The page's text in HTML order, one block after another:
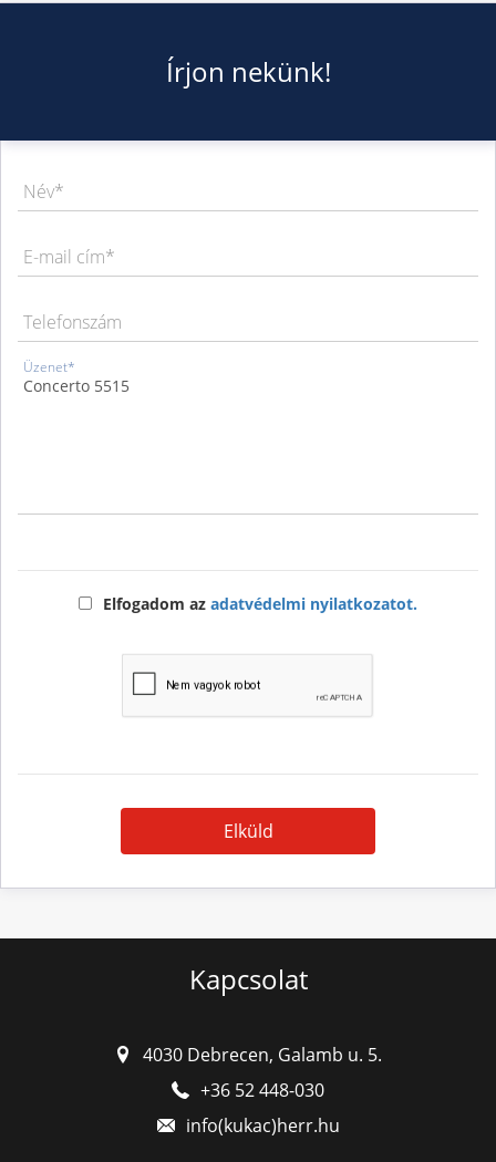
Írjon nekünk!
Név*
E-mail cím*
Telefonszám
Üzenet*
Elfogadom az adatvédelmi nyilatkozatot.
Elküld
Kapcsolat
4030 Debrecen, Galamb u. 5.
+36 52 448-030